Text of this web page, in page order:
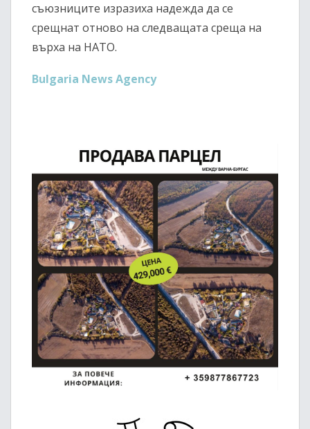
съюзниците изразиха надежда да се
срещнат отново на следващата среща на
върха на НАТО.
Bulgaria News Agency